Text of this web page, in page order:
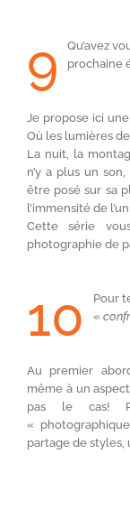
9
Qu’avez
prochaine
Je propose ici
Où les lumières
La nuit, la
n’y a plus un
être posé sur sa
l’immensité de
Cette série
photographie de
10
Pour
«
Au premier
même à un
pas le cas!
«
partage de styles,